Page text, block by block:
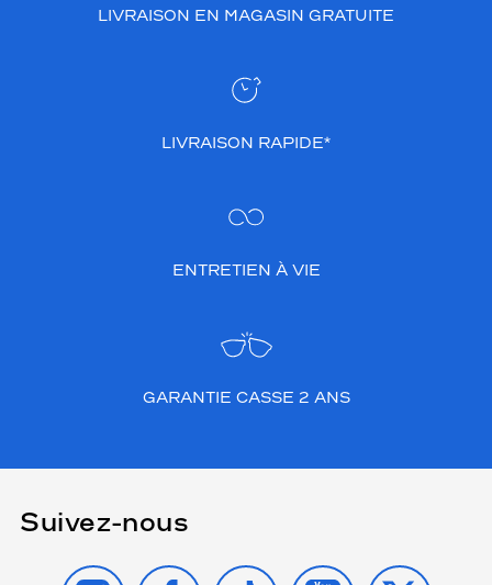
LIVRAISON EN MAGASIN GRATUITE
LIVRAISON RAPIDE*
ENTRETIEN À VIE
GARANTIE CASSE 2 ANS
Suivez-nous
INSTAGRAMFACEBOOK
TIKTOK YOUTUBE
X